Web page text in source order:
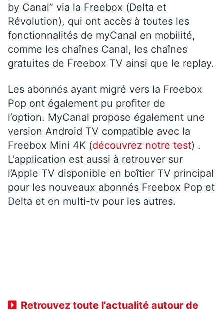
by Canal” via la Freebox (Delta et
Révolution), qui ont accès à toutes les
fonctionnalités de myCanal en mobilité,
comme les chaînes Canal, les chaînes
gratuites de Freebox TV ainsi que le replay.
Les abonnés ayant migré vers la Freebox
Pop ont également pu profiter de
l’option. MyCanal propose également une
version Android TV compatible avec la
Freebox Mini 4K (découvrez notre test) .
L’application est aussi à retrouver sur
l’Apple TV disponible en boîtier TV principal
pour les nouveaux abonnés Freebox Pop et
Delta et en multi-tv pour les autres.
Retrouvez toute l'actualité autour de